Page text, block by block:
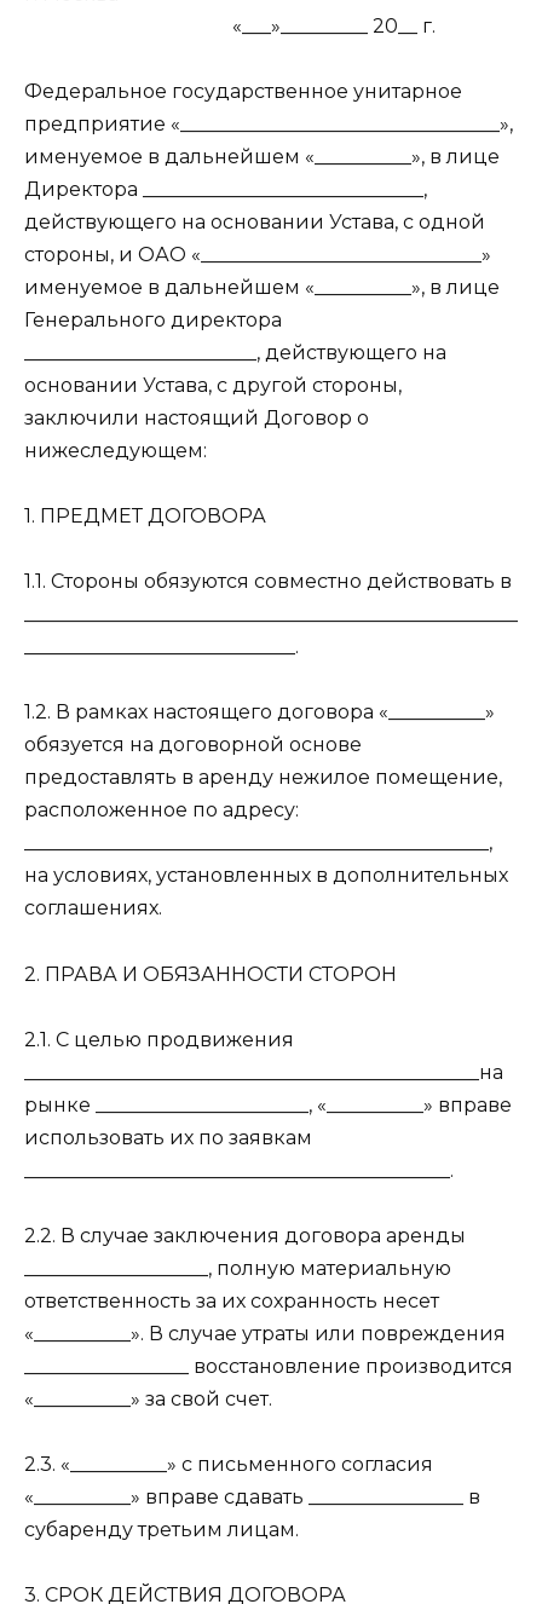
«___»_________ 20__ г.
Федеральное государственное унитарное
предприятие «_________________________________»,
именуемое в дальнейшем «__________», в лице
Директора _____________________________,
действующего на основании Устава, с одной
стороны, и ОАО «_____________________________»
именуемое в дальнейшем «__________», в лице
Генерального директора
________________________, действующего на
основании Устава, с другой стороны,
заключили настоящий Договор о
нижеследующем:
1. ПРЕДМЕТ ДОГОВОРА
1.1. Стороны обязуются совместно действовать в
____________________________.
1.2. В рамках настоящего договора «__________»
обязуется на договорной основе
предоставлять в аренду нежилое помещение,
расположенное по адресу:
________________________________________________,
на условиях, установленных в дополнительных
соглашениях.
2. ПРАВА И ОБЯЗАННОСТИ СТОРОН
2.1. С целью продвижения
_______________________________________________на
рынке ______________________, «__________» вправе
использовать их по заявкам
____________________________________________.
2.2. В случае заключения договора аренды
___________________, полную материальную
ответственность за их сохранность несет
«__________». В случае утраты или повреждения
_________________ восстановление производится
«__________» за свой счет.
2.3. «__________» с письменного согласия
«__________» вправе сдавать ________________ в
субаренду третьим лицам.
3. СРОК ДЕЙСТВИЯ ДОГОВОРА